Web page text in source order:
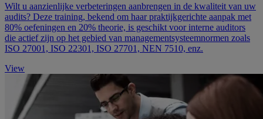
Wilt u aanzienlijke verbeteringen aanbrengen in de kwaliteit van uw
audits? Deze training, bekend om haar praktijkgerichte aanpak met
80% oefeningen en 20% theorie, is geschikt voor interne auditors
die actief zijn op het gebied van managementsysteemnormen zoals
ISO 27001, ISO 22301, ISO 27701, NEN 7510, enz.
View